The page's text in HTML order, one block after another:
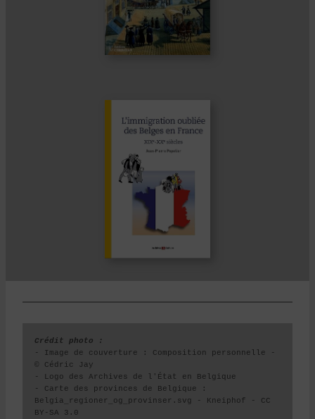
Crédit photo :
- Image de couverture : Composition personnelle -
© Cédric Jay
- Logo des Archives de l'État en Belgique
- Carte des provinces de Belgique :
Belgia_regioner_og_provinser.svg - Kneiphof - CC
BY-SA 3.0